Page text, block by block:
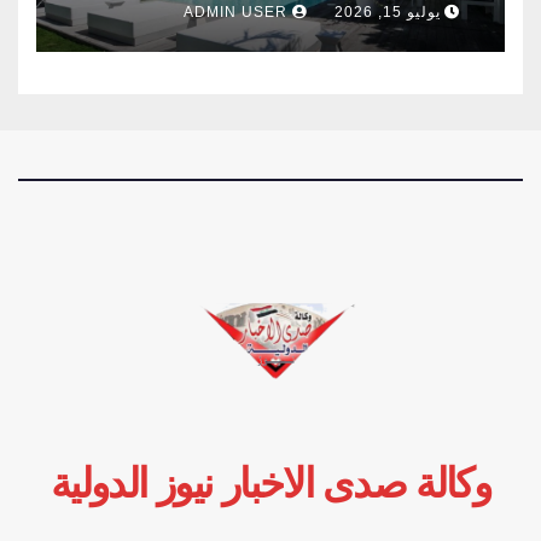
يوليو 15, 2026 ADMIN USER
وكالة صدى الاخبار نيوز الدولية